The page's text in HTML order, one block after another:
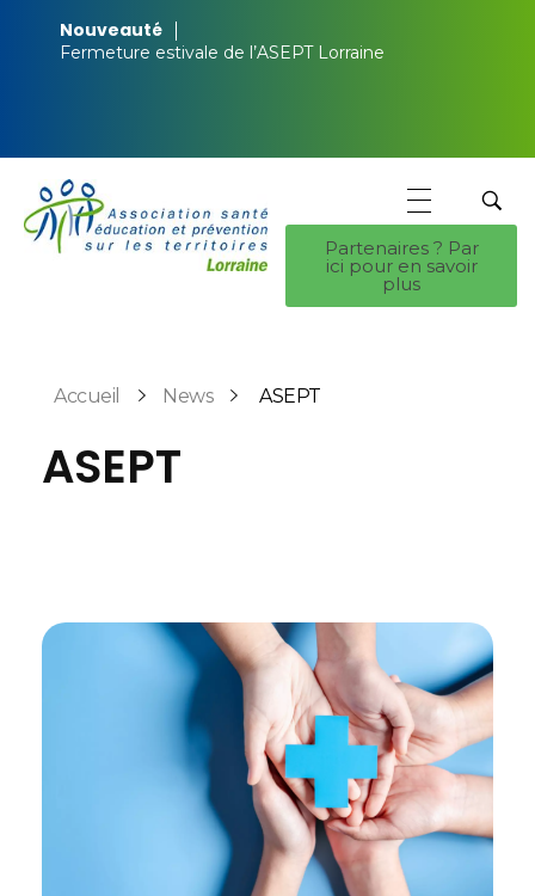
Nouveauté
Fermeture estivale de l’ASEPT Lorraine
Partenaires ? Par
ici pour en savoir
plus
Accueil News ASEPT
ASEPT